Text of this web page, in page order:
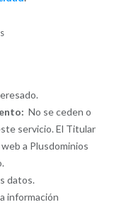
No se ceden o
servicio. El Titular
a Plusdominios
datos.
información